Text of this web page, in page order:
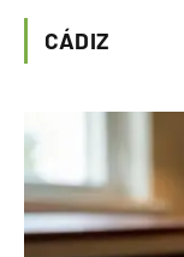
CÁDIZ